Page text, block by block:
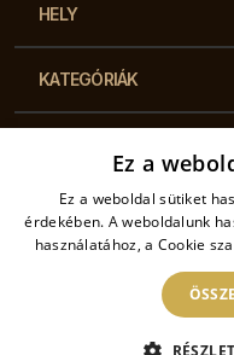
HELY
KATEGÓRIÁK
KAPCSOLAT
Ez a
Ez a weboldal sütiket
érdekében. A weboldalunk
használatához, a Cookie